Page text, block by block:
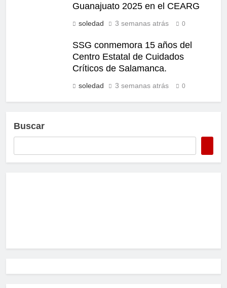
Guanajuato 2025 en el CEARG
soledad 3 semanas atrás 0
SSG conmemora 15 años del
Centro Estatal de Cuidados
Críticos de Salamanca.
soledad 3 semanas atrás 0
Buscar